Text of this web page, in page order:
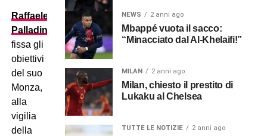
Raffaele
Palladino
fissa gli
obiettivi
del suo
Monza,
alla
vigilia
della
NEWS 2 anni ago
Mbappé vuota il sacco:
“Minacciato dal Al-Khelaifi!”
MILAN 2 anni ago
Milan, chiesto il prestito di
Lukaku al Chelsea
TUTTE LE NOTIZIE 2 anni ago